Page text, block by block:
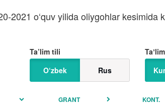
2021 o‘quv yilida oliygohlar kesimida
Ta’lim tili
O‘zbek
Rus
GRANT KONT.